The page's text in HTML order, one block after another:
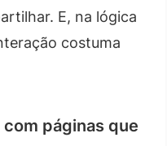
E, na lógica
costuma
páginas que